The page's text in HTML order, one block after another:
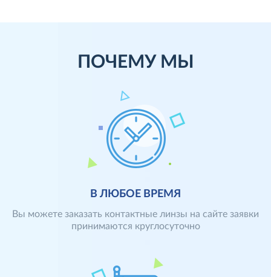
ПОЧЕМУ МЫ
В ЛЮБОЕ ВРЕМЯ
Вы можете заказать контактные линзы на сайте заявки
принимаются круглосуточно
Отправленные до 14.00 заявки могут быть доставлены
уже на следующий рабочий день. Также Вы можете